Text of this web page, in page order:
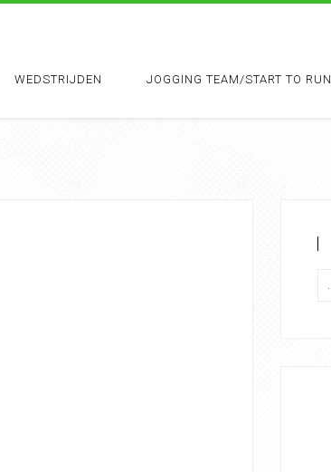
WEDSTRIJDEN JOGGING TEAM/START TO RUN